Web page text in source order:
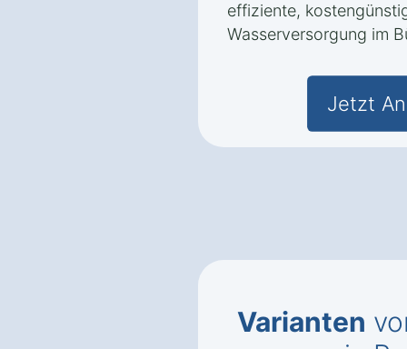
effiziente,
Wasserversorgung im
Jetzt
Varianten